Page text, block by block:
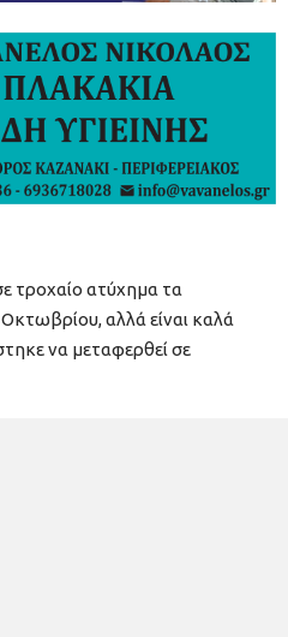
τροχαίο ατύχημα τα
αλλά είναι καλά
να μεταφερθεί σε